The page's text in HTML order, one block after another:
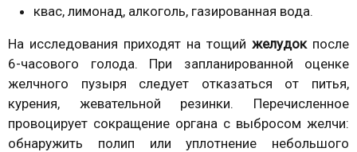
квас, лимонад, алкоголь, газированная вода.
На исследования приходят на тощий желудокпосле
6-часового голода. При запланированной оценке
желчного пузыря следует отказаться от питья,
курения, жевательной резинки. Перечисленное
провоцирует сокращение органа с выбросом желчи:
обнаружить полип или уплотнение небольшого